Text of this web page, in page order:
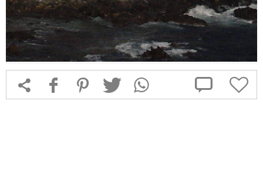
 f 1 T  